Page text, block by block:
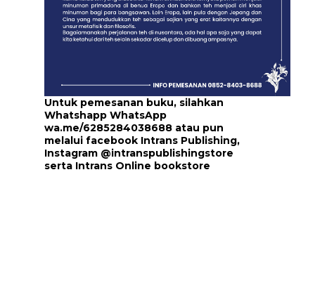
Untuk pemesanan buku, silahkan
Whatshapp WhatsApp
wa.me/6285284038688 atau pun
melalui facebook Intrans Publishing,
Instagram @intranspublishingstore
serta Intrans Online bookstore